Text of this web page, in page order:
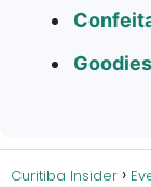
Curitiba Insider